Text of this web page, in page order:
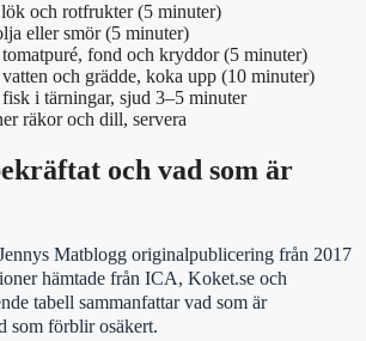
och rotfrukter (5 minuter)
eller smör (5 minuter)
fond och kryddor (5 minuter)
och grädde, koka upp (10 minuter)
i tärningar, sjud 3–5 minuter
räkor och dill, servera
och vad som är
Matblogg originalpublicering från 2017
hämtade från ICA, Koket.se och
tabell sammanfattar vad som är
som förblir osäkert.